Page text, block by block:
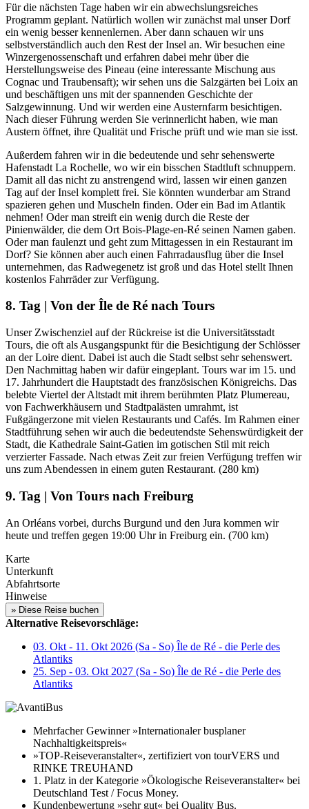
Für die nächsten Tage haben wir ein abwechslungsreiches
Programm geplant. Natürlich wollen wir zunächst mal unser Dorf
ein wenig besser kennenlernen. Aber dann schauen wir uns
selbstverständlich auch den Rest der Insel an. Wir besuchen eine
Winzergenossenschaft und erfahren dabei mehr über die
Herstellungsweise des Pineau (eine interessante Mischung aus
Cognac und Traubensaft); wir sehen uns die Salzgärten bei Loix an
und beschäftigen uns mit der spannenden Geschichte der
Salzgewinnung. Und wir werden eine Austernfarm besichtigen.
Nach dieser Führung werden Sie verinnerlicht haben, wie man
Austern öffnet, ihre Qualität und Frische prüft und wie man sie isst.
Außerdem fahren wir in die bedeutende und sehr sehenswerte
Hafenstadt La Rochelle, wo wir ein bisschen Stadtluft schnuppern.
Damit all das nicht zu anstrengend wird, lassen wir einen ganzen
Tag auf der Insel komplett frei. Sie könnten wunderbar am Strand
spazieren gehen und Muscheln finden. Oder ein Bad im Atlantik
nehmen! Oder man streift ein wenig durch die Reste der
Pinienwälder, die dem Ort Bois-Plage-en-Ré seinen Namen gaben.
Oder man faulenzt und geht zum Mittagessen in ein Restaurant im
Dorf? Sie können aber auch einen Fahrradausflug über die Insel
unternehmen, das Radwegenetz ist groß und das Hotel stellt Ihnen
kostenlos Fahrräder zur Verfügung.
8. Tag | Von der Île de Ré nach Tours
Unser Zwischenziel auf der Rückreise ist die Universitätsstadt
Tours, die oft als Ausgangspunkt für die Besichtigung der Schlösser
an der Loire dient. Dabei ist auch die Stadt selbst sehr sehenswert.
Den Nachmittag haben wir dafür eingeplant. Tours war im 15. und
17. Jahrhundert die Hauptstadt des französischen Königreichs. Das
belebte Viertel der Altstadt mit ihrem berühmten Platz Plumereau,
von Fachwerkhäusern und Stadtpalästen umrahmt, ist
Fußgängerzone mit vielen Restaurants und Cafés. Im Rahmen einer
Stadtführung sehen wir auch die bedeutendste Sehenswürdigkeit der
Stadt, die Kathedrale Saint-Gatien im gotischen Stil mit reich
verzierter Fassade. Nach etwas Zeit zur freien Verfügung treffen wir
uns zum Abendessen in einem guten Restaurant. (280 km)
9. Tag | Von Tours nach Freiburg
An Orléans vorbei, durchs Burgund und den Jura kommen wir
heute und treffen gegen 19:00 Uhr in Freiburg ein. (700 km)
Karte
Unterkunft
Abfahrtsorte
Hinweise
Alternative Reisevorschläge:
03. Okt - 11. Okt 2026 (Sa - So) Île de Ré - die Perle des
Atlantiks
25. Sep - 03. Okt 2027 (Sa - So) Île de Ré - die Perle des
Atlantiks
Mehrfacher Gewinner »Internationaler busplaner
Nachhaltigkeitspreis«
»TOP-Reiseveranstalter«, zertifiziert von tourVERS und
RINKE TREUHAND
1. Platz in der Kategorie »Ökologische Reiseveranstalter« bei
Deutschland Test / Focus Money.
Kundenbewertung »sehr gut« bei Quality Bus.